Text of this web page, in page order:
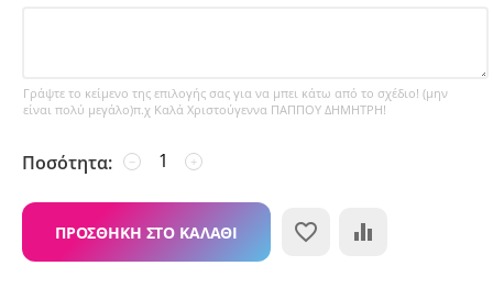
Γράψτε το κείμενο της επιλογής σας για να μπει κάτω από το σχέδιο! (μην
είναι πολύ μεγάλο)π.χ Καλά Χριστούγεννα ΠΑΠΠΟΥ ΔΗΜΗΤΡΗ!
Ποσότητα: +
−
ΠΡΟΣΘΉΚΗ ΣΤΟ ΚΑΛΆΘΙ